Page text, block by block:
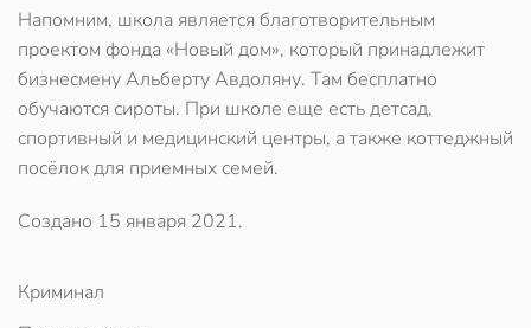
Напомним, школа является благотворительным
проектом фонда «Новый дом», который принадлежит
бизнесмену Альберту Авдоляну. Там бесплатно
обучаются сироты. При школе еще есть детсад,
спортивный и медицинский центры, а также коттеджный
посёлок для приемных семей.
Создано 15 января 2021.
Криминал